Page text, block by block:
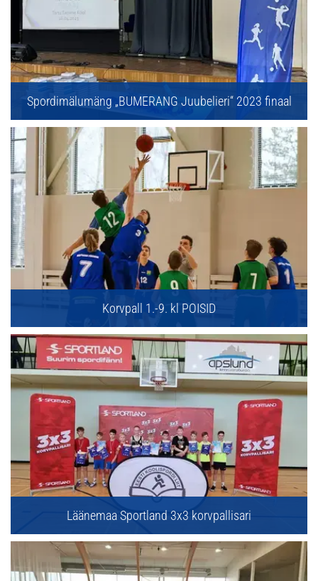
Spordimälumäng „BUMERANG Juubelieri“ 2023 finaal
Korvpall 1.-9. kl POISID
Läänemaa Sportland 3x3 korvpallisari